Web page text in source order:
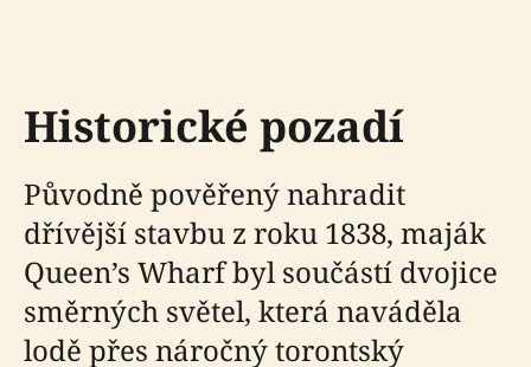
Historické pozadí
Původně pověřený nahradit
dřívější stavbu z roku 1838, maják
Queen’s Wharf byl součástí dvojice
směrných světel, která naváděla
lodě přes náročný torontský